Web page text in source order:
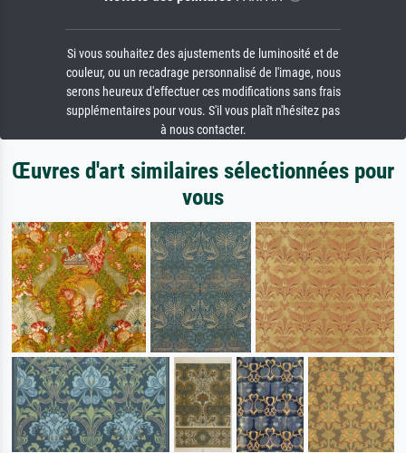
Si vous souhaitez des ajustements de luminosité et de
couleur, ou un recadrage personnalisé de l'image, nous
serons heureux d'effectuer ces modifications sans frais
supplémentaires pour vous. S'il vous plaît n'hésitez pas
à nous contacter.
Œuvres d'art similaires sélectionnées pour
vous